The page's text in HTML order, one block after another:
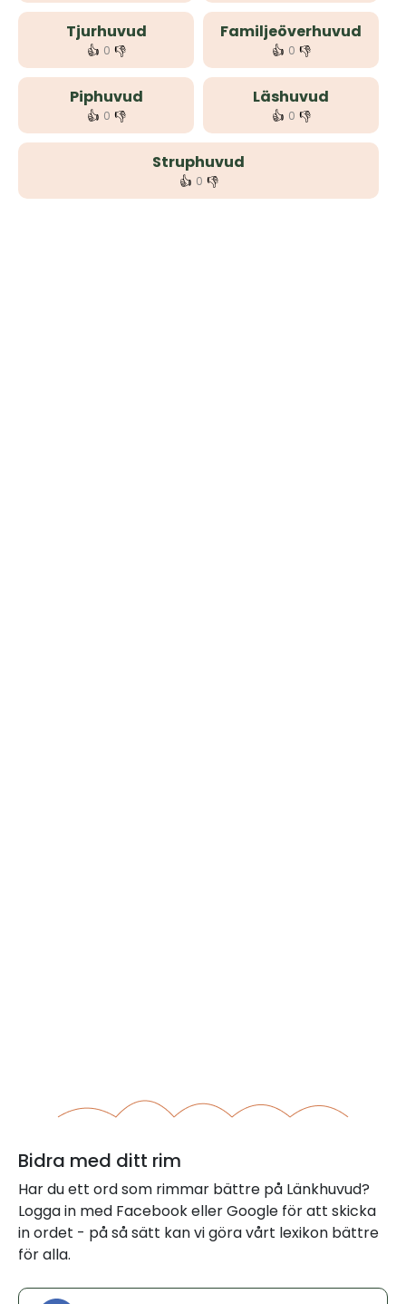
Tjurhuvud
👍 0 👎
Familjeöverhuvud
👍 0 👎
Piphuvud
👍 0 👎
Läshuvud
👍 0 👎
Struphuvud
👍 0 👎
Bidra med ditt rim
Har du ett ord som rimmar bättre på Länkhuvud?
Logga in med Facebook eller Google för att skicka
in ordet - på så sätt kan vi göra vårt lexikon bättre
för alla.